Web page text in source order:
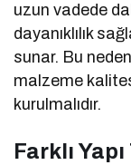
uzun vadede
dayanıklılık
sunar. Bu
malzeme
kurulmalıdır.
Farklı